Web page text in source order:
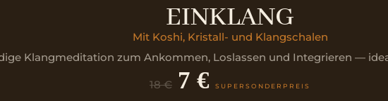
EINKLANG
Mit Koshi, Kristall- und Klangschalen
Klangmeditation zum Ankommen, Loslassen und Integrieren —
18 € 7 € SUPERSONDERPREIS